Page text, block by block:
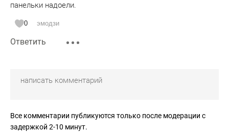
панельки надоели.
0 эмодзи
Ответить
Все комментарии публикуются только после модерации с
задержкой 2-10 минут.